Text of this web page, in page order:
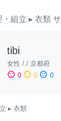
・組立 ▸ 衣類
tibi
女性 / / 京都府
sentiment_satisfied 0 sentiment_neutral 0 sentiment_dissatisfied 0
▸ 衣類